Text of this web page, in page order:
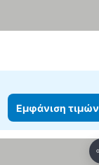
Εμφάνιση τιμών